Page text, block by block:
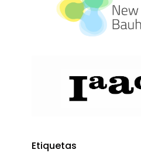
Etiquetas